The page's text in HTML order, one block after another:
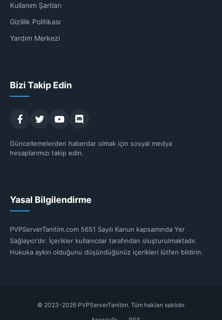
Kullanım Şartları
Gizlilik Politikası
Yardım Merkezi
Bizi Takip Edin
Güncellemelerden haberdar olmak için sosyal medya
hesaplarımızı takip edin.
Yasal Bilgilendirme
PVPServerTanitim.com 5651 Sayılı Kanun kapsamında Yer
Sağlayıcı'dır. İçerikler kullanıcılar tarafından oluşturulmaktadır.
Hukuka aykırı olduğunu düşündüğünüz içerikleri lütfen bildirin.
© 2023-2026 PVPServerTanitim. Tüm hakları saklıdır.